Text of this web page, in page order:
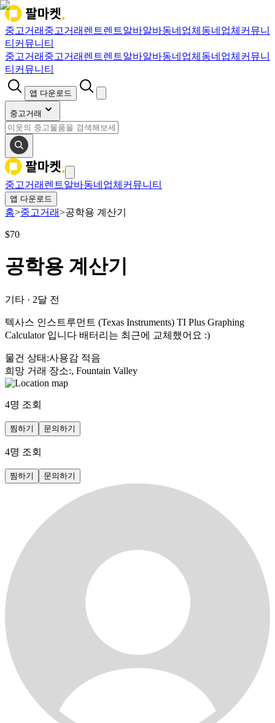
중고거래 중고거래 렌트렌트알바알바동네업체 동네업체 커뮤니
티 커뮤니티
중고거래 중고거래 렌트렌트알바알바동네업체 동네업체 커뮤니
티 커뮤니티
앱 다운로드
중고거래
중고거래 렌트알바동네업체 커뮤니티
앱 다운로드
홈>중고거래>공학용 계산기
$70
공학용 계산기
기타 · 2달 전
텍사스 인스트루먼트 (Texas Instruments) TI Plus Graphing
Calculator 입니다 배터리는 최근에 교체했어요 :)
물건 상태 :사용감 적음
희망 거래 장소:, Fountain Valley
4명 조회
찜하기 문의하기
4명 조회
찜하기 문의하기